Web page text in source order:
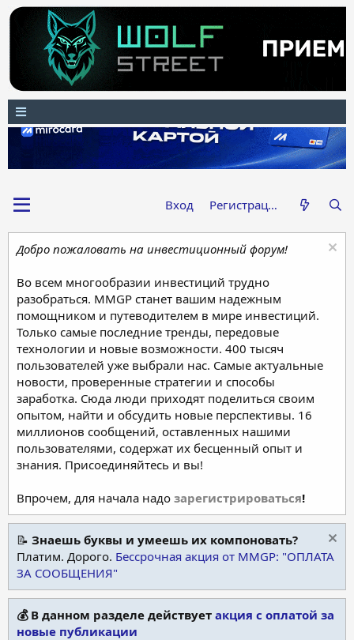
Вход Регистрация
Добро пожаловать на инвестиционный форум!
Во всем многообразии инвестиций трудно
разобраться. MMGP станет вашим надежным
помощником и путеводителем в мире инвестиций.
Только самые последние тренды, передовые
технологии и новые возможности. 400 тысяч
пользователей уже выбрали нас. Самые актуальные
новости, проверенные стратегии и способы
заработка. Сюда люди приходят поделиться своим
опытом, найти и обсудить новые перспективы. 16
миллионов сообщений, оставленных нашими
пользователями, содержат их бесценный опыт и
знания. Присоединяйтесь и вы!
Впрочем, для начала надо зарегистрироваться!
📝 Знаешь буквы и умеешь их компоновать?
Платим. Дорого. Бессрочная акция от MMGP: "ОПЛАТА
ЗА СООБЩЕНИЯ"
💰 В данном разделе действует акция с оплатой за
новые публикации